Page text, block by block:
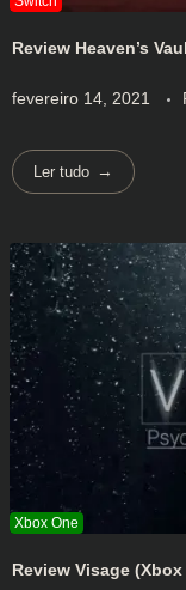
Review Heaven’s
fevereiro 14, 2021
Ler tudo
Review Visage